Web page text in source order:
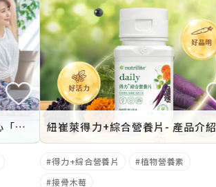
30歲不到身體健康拉警報？當心「初老症狀」已找上你 紐崔萊得力+綜合營養片- 產品介紹
得力+綜合營養片
植物營養素
接骨木莓